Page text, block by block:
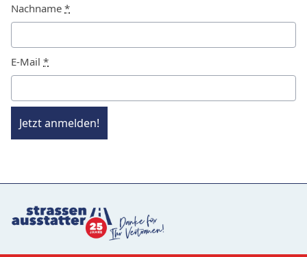
Nachname *
E-Mail *
Jetzt anmelden!